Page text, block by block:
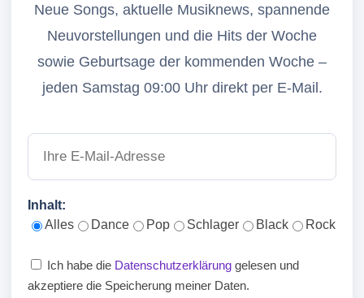
Neue Songs, aktuelle Musiknews, spannende
Neuvorstellungen und die Hits der Woche
sowie Geburtsage der kommenden Woche –
jeden Samstag 09:00 Uhr direkt per E-Mail.
Inhalt:
Alles
Dance Pop Schlager Black Rock
Ich habe die Datenschutzerklärung gelesen und
akzeptiere die Speicherung meiner Daten.